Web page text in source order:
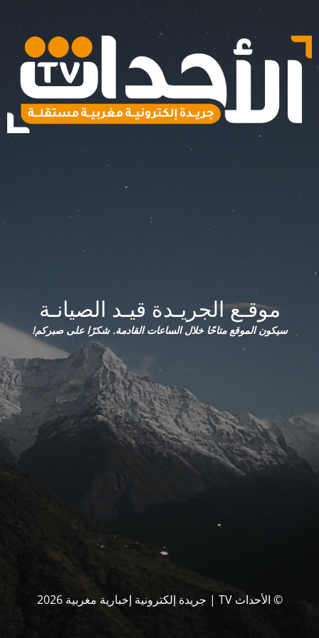
موقـع الجريـدة قيـد الصيانـة
سيكون الموقع متاحًا خلال الساعات القادمة. شكرًا على صبركم!
© الأحداث TV | جريدة إلكترونية إخبارية مغربية 2026